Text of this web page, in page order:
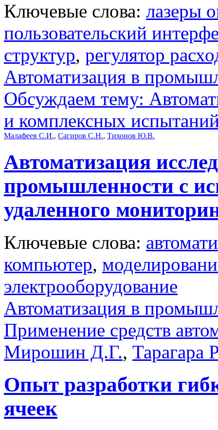
Ключевые слова: лазеры
пользовательский
структур, регулятор
Автоматизация в
Обсуждаем тему:
и комплексных
Малафеев С.И., Сагиров С.Н., Тихонов Ю.В.
Автоматизация
промышленности с
удаленного
Ключевые слова:
компьютер,
электрооборудование
Автоматизация в
Применение средств
Мирошин Д.Г., Тарагара
Опыт разработки
ячеек